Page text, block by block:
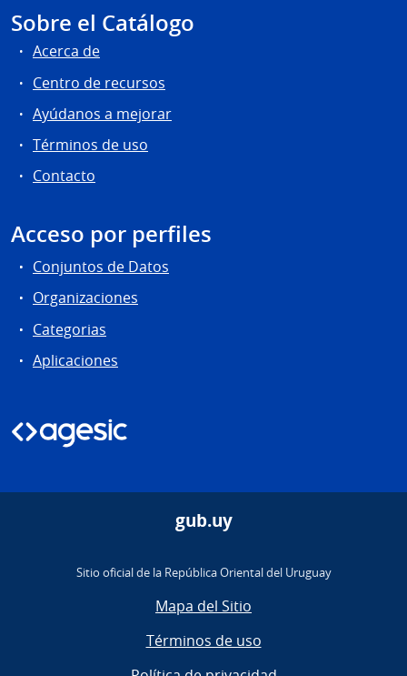
Sobre el Catálogo
Acerca de
Centro de recursos
Ayúdanos a mejorar
Términos de uso
Contacto
Acceso por perfiles
Conjuntos de Datos
Organizaciones
Categorias
Aplicaciones
gub.uy
Sitio oficial de la República Oriental del Uruguay
Mapa del Sitio
Términos de uso